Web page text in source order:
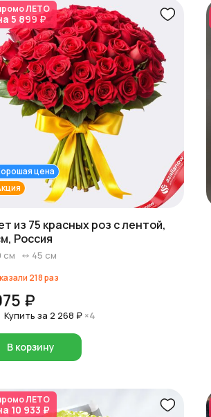
ЛЕТО
5 899 ₽
цена
из 75 красных роз с лентой,
Россия
см 45 см
218раз
₽
Купить за 2 268 ₽ ×4
В корзину
ЛЕТО
10 933 ₽